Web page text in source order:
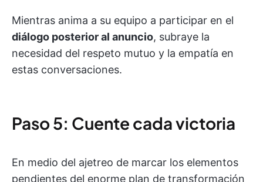
Mientras anima a su equipo a participar en el
diálogo posterior al anuncio, subraye la
necesidad del respeto mutuo y la empatía en
estas conversaciones.
Paso 5: Cuente cada victoria
En medio del ajetreo de marcar los elementos
pendientes del enorme plan de transformación